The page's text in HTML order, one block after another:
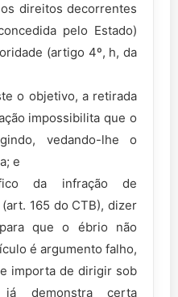
direitos decorrentes
pelo Estado)
(artigo 4º, h, da
o objetivo, a retirada
impossibilita que o
vedando-lhe o
e
da infração de
165 do CTB), dizer
que o ébrio não
é argumento falho,
importa de dirigir sob
demonstra certa